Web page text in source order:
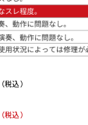
配信/ライブ
機器
（税込）
（税込）